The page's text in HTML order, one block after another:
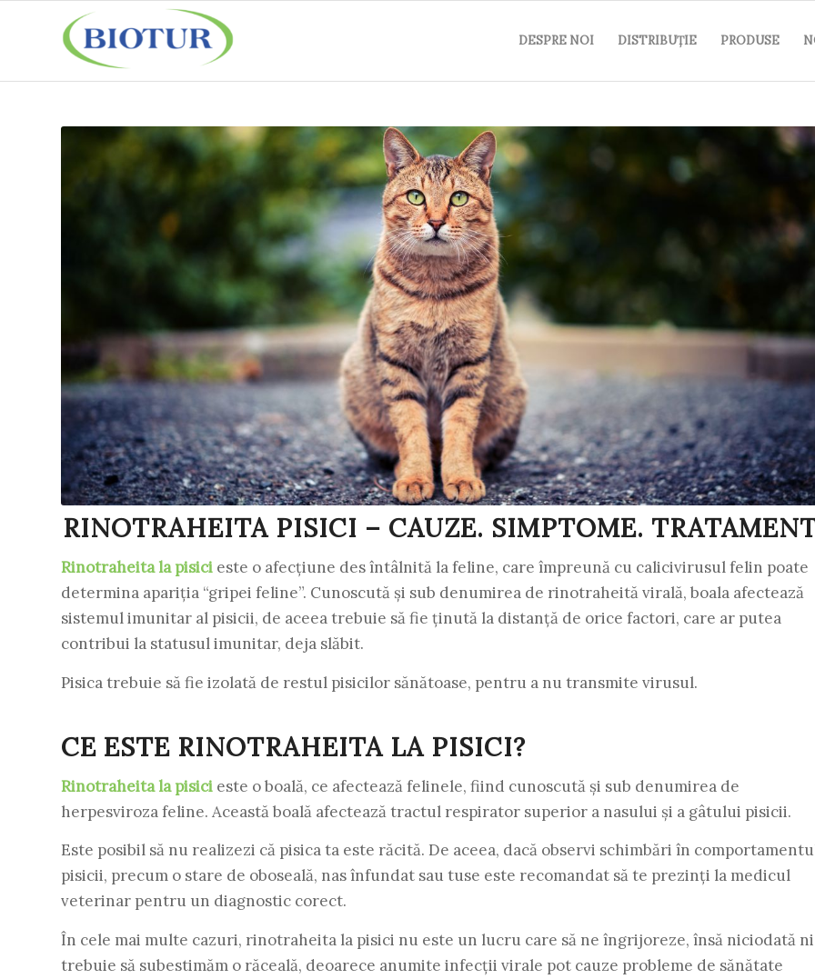
DESPRE NOI DISTRIBUȚIE PRODUSE
RINOTRAHEITA PISICI – CAUZE. SIMPTOME.
Rinotraheita la pisici este o afecțiune des întâlnită la feline, care împreună cu calicivirusul felin poate
determina apariția “gripei feline”. Cunoscută și sub denumirea de rinotraheită virală, boala afectează
sistemul imunitar al pisicii, de aceea trebuie să fie ținută la distanță de orice factori, care ar putea
contribui la statusul imunitar, deja slăbit.
Pisica trebuie să fie izolată de restul pisicilor sănătoase, pentru a nu transmite virusul.
CE ESTE RINOTRAHEITA LA PISICI?
Rinotraheita la pisici este o boală, ce afectează felinele, fiind cunoscută și sub denumirea de
herpesviroza feline. Această boală afectează tractul respirator superior a nasului și a gâtului pisicii.
Este posibil să nu realizezi că pisica ta este răcită. De aceea, dacă observi schimbări în
pisicii, precum o stare de oboseală, nas înfundat sau tuse este recomandat să te prezinți la medicul
veterinar pentru un diagnostic corect.
În cele mai multe cazuri, rinotraheita la pisici nu este un lucru care să ne îngrijoreze, însă niciodată ni
trebuie să subestimăm o răceală, deoarece anumite infecții virale pot cauze probleme de sănătate